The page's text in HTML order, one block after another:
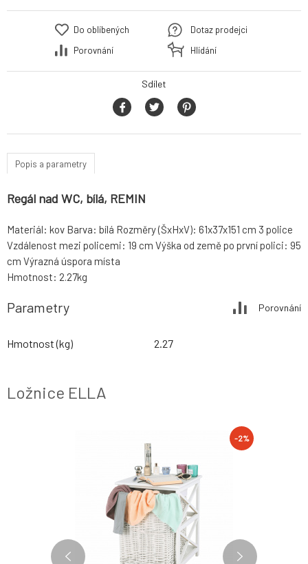
Do oblíbených
Porovnání
Dotaz prodejci
Hlídání
Sdílet
Popis a parametry
Regál nad WC, bílá, REMIN
Materiál: kov Barva: bílá Rozměry (ŠxHxV): 61x37x151 cm 3 police
Vzdálenost mezi policemi: 19 cm Výška od země po první polici: 95
cm Výrazná úspora místa
Hmotnost: 2.27kg
Parametry Porovnání
Hmotnost (kg) 2.27
Ložnice ELLA
-2%